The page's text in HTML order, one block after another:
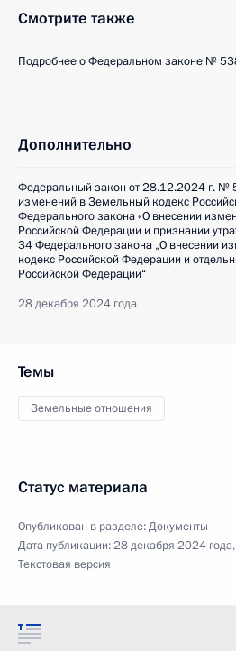
Смотрите также
Подробнее о Федеральном законе №
Дополнительно
Федеральный закон от 28.12.2024 г. №
изменений в Земельный кодекс
Федерального закона «О внесении
Российской Федерации и признании
34 Федерального закона „О внесении
кодекс Российской Федерации и
Российской Федерации“
28 декабря 2024 года
Темы
Земельные отношения
Статус материала
Опубликован в разделе:Документы
Дата публикации:28 декабря 2024
Текстовая версия